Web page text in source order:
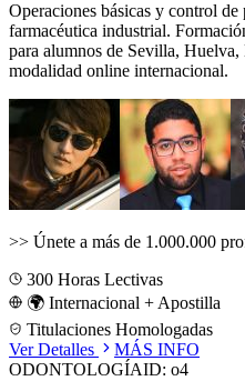
Operaciones básicas y control de
farmacéutica industrial.
para alumnos de Sevilla, Huelva,
modalidad online internacional.
>> Únete a más de 1.000.000
300 Horas Lectivas
🌍 Internacional + Apostilla
Titulaciones Homologadas
Ver Detalles
MÁS INFO
ODONTOLOGÍAID: o4